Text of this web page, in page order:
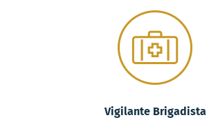
Vigilante Brigadista